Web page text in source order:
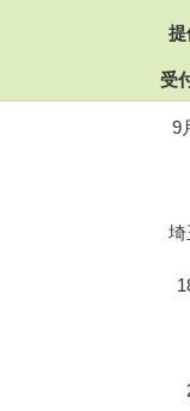
提
受
9
埼